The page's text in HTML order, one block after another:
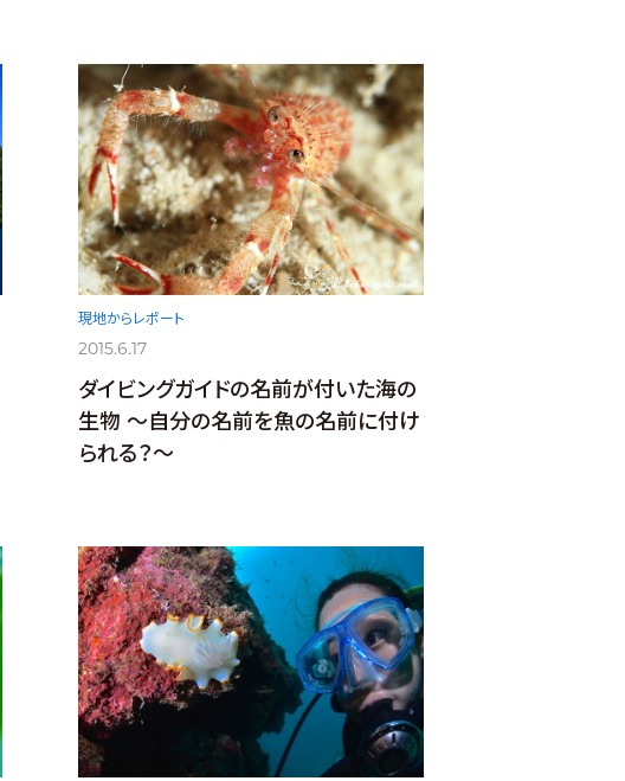
現地からレポート
2015.6.17
ダイビングガイドの名前が付いた海の
生物 ～自分の名前を魚の名前に付け
られる？～